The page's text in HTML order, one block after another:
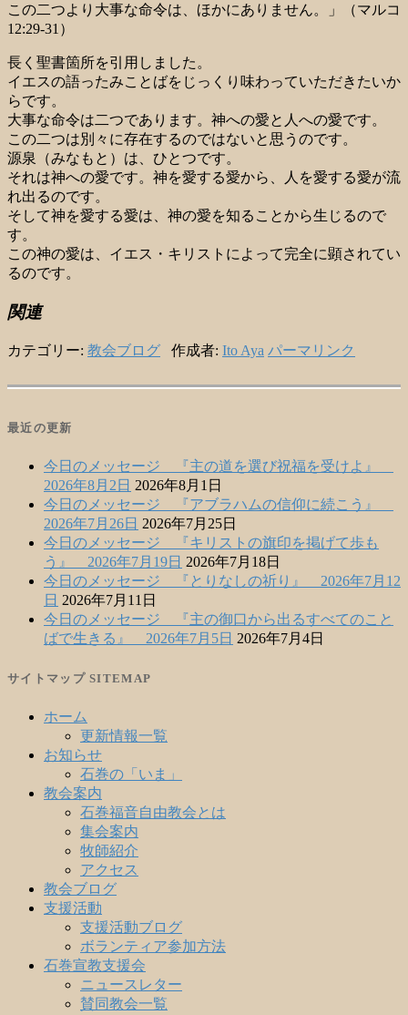
この二つより大事な命令は、ほかにありません。」（マルコ
12:29-31）
長く聖書箇所を引用しました。
イエスの語ったみことばをじっくり味わっていただきたいか
らです。
大事な命令は二つであります。神への愛と人への愛です。
この二つは別々に存在するのではないと思うのです。
源泉（みなもと）は、ひとつです。
それは神への愛です。神を愛する愛から、人を愛する愛が流
れ出るのです。
そして神を愛する愛は、神の愛を知ることから生じるので
す。
この神の愛は、イエス・キリストによって完全に顕されてい
るのです。
関連
カテゴリー: 教会ブログ 作成者: Ito Aya パーマリンク
最近の更新
今日のメッセージ 『主の道を選び祝福を受けよ』
2026年8月2日 2026年8月1日
今日のメッセージ 『アブラハムの信仰に続こう』
2026年7月26日 2026年7月25日
今日のメッセージ 『キリストの旗印を掲げて歩も
う』 2026年7月19日 2026年7月18日
今日のメッセージ 『とりなしの祈り』 2026年7月12
日 2026年7月11日
今日のメッセージ 『主の御口から出るすべてのこと
ばで生きる』 2026年7月5日 2026年7月4日
サイトマップ SITEMAP
ホーム
更新情報一覧
お知らせ
石巻の「いま」
教会案内
石巻福音自由教会とは
集会案内
牧師紹介
アクセス
教会ブログ
支援活動
支援活動ブログ
ボランティア参加方法
石巻宣教支援会
ニュースレター
賛同教会一覧